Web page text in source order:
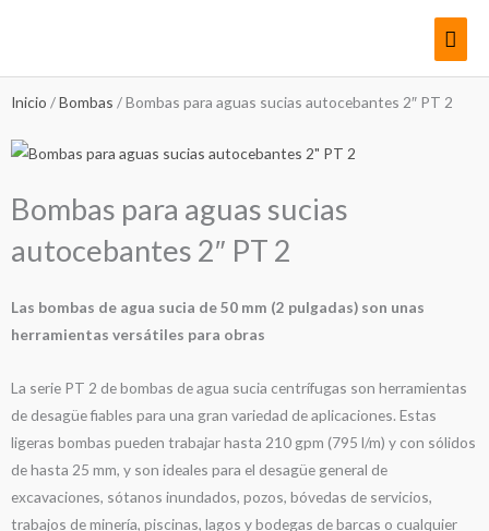
Inicio /Bombas / Bombas para aguas sucias autocebantes 2″ PT 2
Bombas para aguas sucias
autocebantes 2″ PT 2
Las bombas de agua sucia de 50 mm (2 pulgadas) son unas
herramientas versátiles para obras
La serie PT 2 de bombas de agua sucia centrífugas son herramientas
de desagüe fiables para una gran variedad de aplicaciones. Estas
ligeras bombas pueden trabajar hasta 210 gpm (795 l/m) y con sólidos
de hasta 25 mm, y son ideales para el desagüe general de
excavaciones, sótanos inundados, pozos, bóvedas de servicios,
trabajos de minería, piscinas, lagos y bodegas de barcas o cualquier